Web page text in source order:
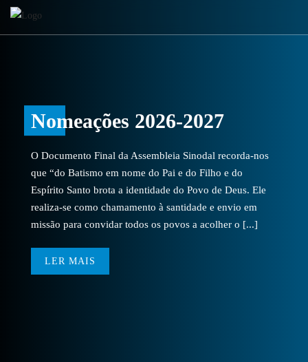
Nomeações 2026-2027
O Documento Final da Assembleia Sinodal recorda-nos
que “do Batismo em nome do Pai e do Filho e do
Espírito Santo brota a identidade do Povo de Deus. Ele
realiza-se como chamamento à santidade e envio em
missão para convidar todos os povos a acolher o [...]
LER MAIS